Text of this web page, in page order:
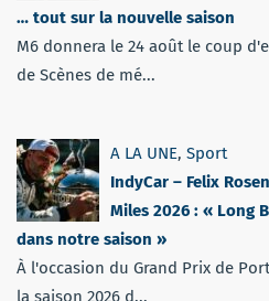
… tout sur la nouvelle saison
M6 donnera le 24 août le coup
de Scènes de mé...
A LA UNE, Sport
IndyCar – Felix
Miles 2026 : « Long
dans notre saison »
À l'occasion du Grand Prix de
la saison 2026 d...